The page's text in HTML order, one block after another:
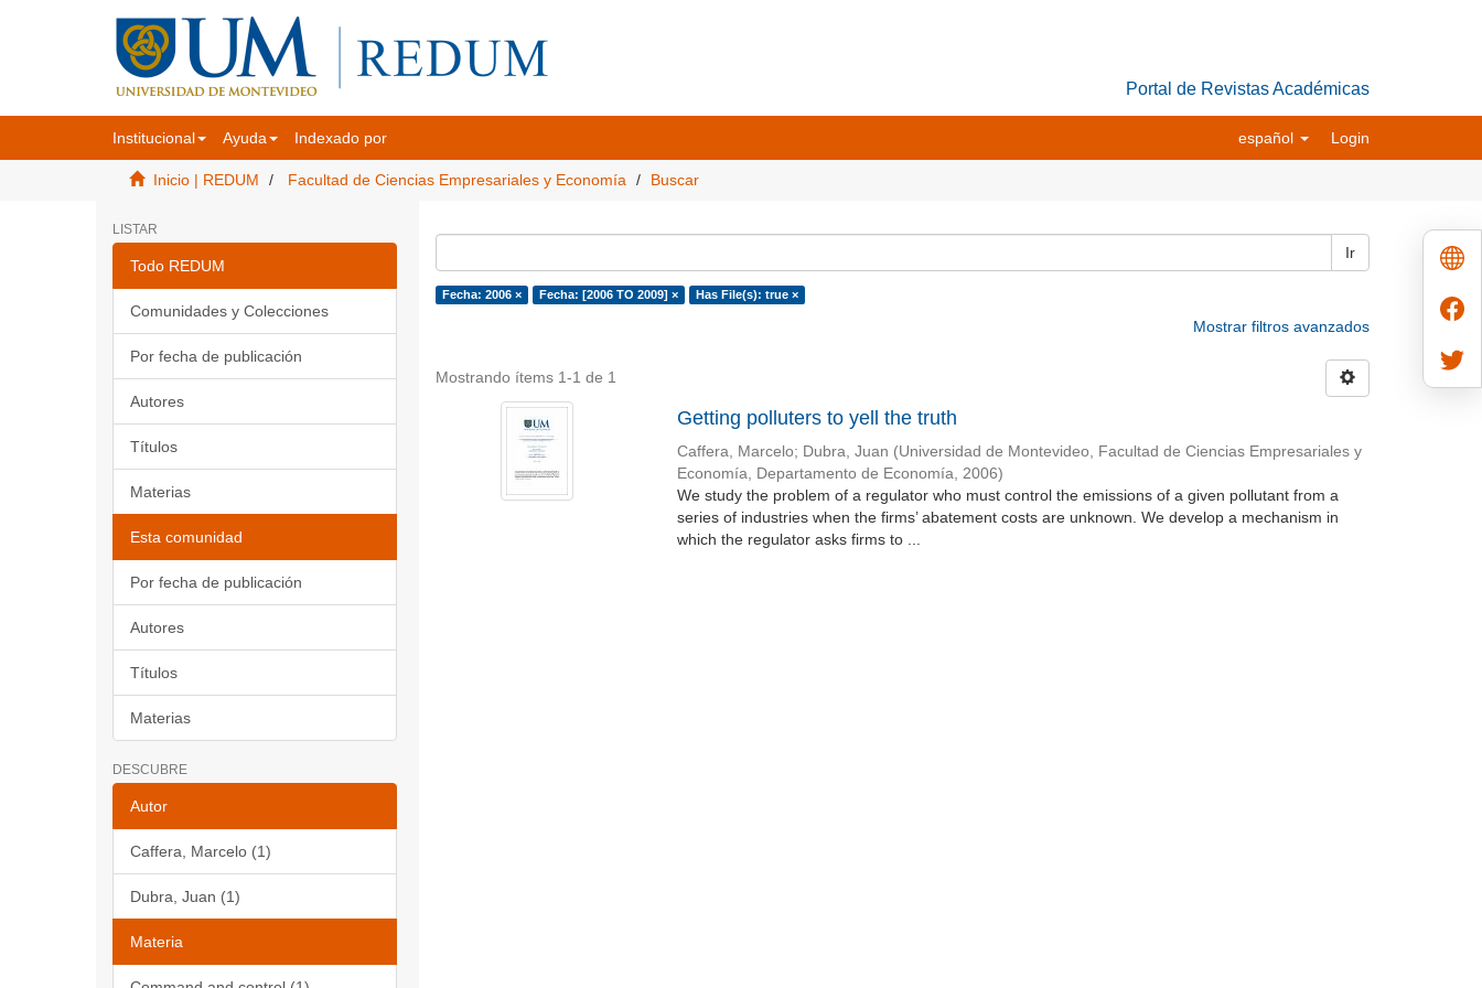
Portal de Revistas Académicas
Institucional Ayuda Indexado por español Login
Inicio | REDUM Facultad de Ciencias Empresariales y Economía Buscar
LISTAR
Todo REDUM
Comunidades y Colecciones
Por fecha de publicación
Autores
Títulos
Materias
Esta comunidad
Por fecha de publicación
Autores
Títulos
Materias
DESCUBRE
Autor
Caffera, Marcelo (1)
Dubra, Juan (1)
Materia
Ir
Fecha: 2006 × Fecha: [2006 TO 2009] × Has File(s): true ×
Mostrar filtros avanzados
Mostrando ítems 1-1 de 1
Getting polluters to yell the truth
Caffera, Marcelo; Dubra, Juan (Universidad de Montevideo, Facultad de Ciencias Empresariales y
Economía, Departamento de Economía, 2006)
We study the problem of a regulator who must control the emissions of a given pollutant from a
series of industries when the firms’ abatement costs are unknown. We develop a mechanism in
which the regulator asks firms to ...